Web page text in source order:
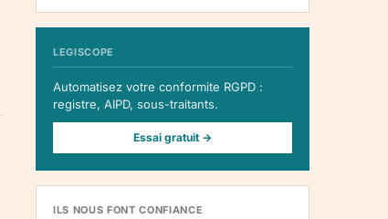
LEGISCOPE
Automatisez votre conformite RGPD :
registre, AIPD, sous-traitants.
Essai gratuit →
ILS NOUS FONT CONFIANCE